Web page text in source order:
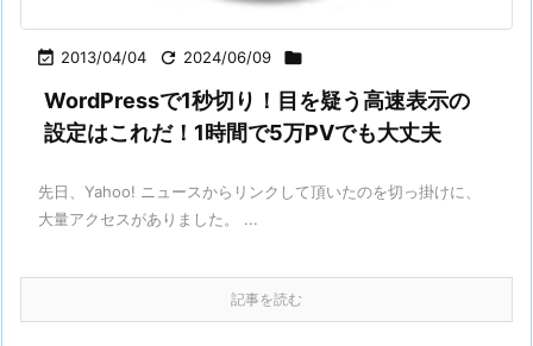
 2013/04/04  2024/06/09 
WordPressで1秒切り！目を疑う高速表示の
設定はこれだ！1時間で5万PVでも大丈夫
先日、Yahoo! ニュースからリンクして頂いたのを切っ掛けに、
大量アクセスがありました。 ...
記事を読む